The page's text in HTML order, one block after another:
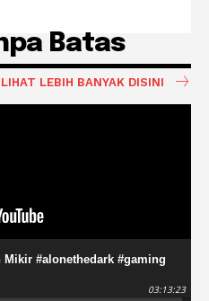
Batas
LIHAT LEBIH BANYAK DISINI
Mikir #alonethedark #gaming
03:13:23